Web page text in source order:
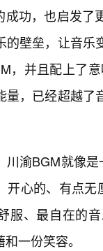
成功，也启发
的壁垒，让音
，并且配上了
量，已经超越
川渝BGM就像
开心的、有点
服、最自在的
一份笑容。